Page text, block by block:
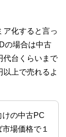
ア化すると言っ
の場合は中古
代台くらいまで
以上で売れるよ
けの中古PC
場価格で１